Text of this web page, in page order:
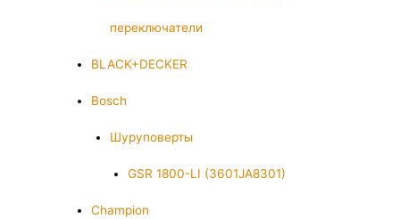
переключатели
BLACK+DECKER
Bosch
Шуруповерты
GSR 1800-LI (3601JA8301)
Champion